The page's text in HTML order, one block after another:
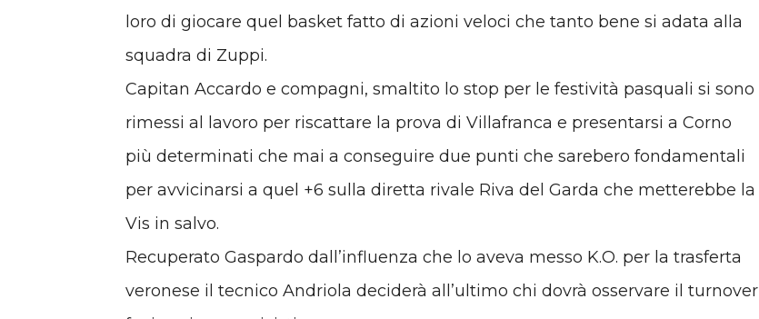
loro di giocare quel basket fatto di azioni veloci che tanto bene si adata alla
squadra di Zuppi.
Capitan Accardo e compagni, smaltito lo stop per le festività pasquali si sono
rimessi al lavoro per riscattare la prova di Villafranca e presentarsi a Corno
più determinati che mai a conseguire due punti che sarebero fondamentali
per avvicinarsi a quel +6 sulla diretta rivale Riva del Garda che metterebbe la
Vis in salvo.
Recuperato Gaspardo dall’influenza che lo aveva messo K.O. per la trasferta
veronese il tecnico Andriola deciderà all’ultimo chi dovrà osservare il turnover